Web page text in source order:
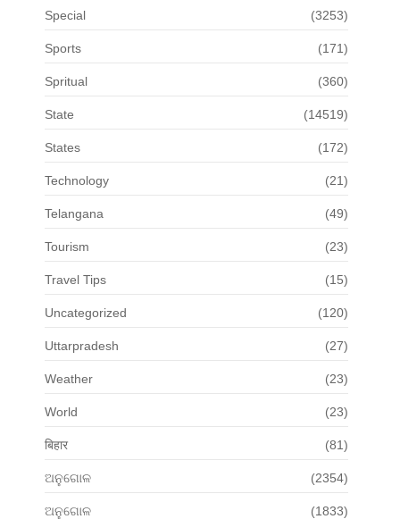
Special (3253)
Sports (171)
Spritual (360)
State (14519)
States (172)
Technology (21)
Telangana (49)
Tourism (23)
Travel Tips (15)
Uncategorized (120)
Uttarpradesh (27)
Weather (23)
World (23)
बिहार (81)
ଅନୁଗୋଳ (2354)
ଅନୁଗୋଳ (1833)